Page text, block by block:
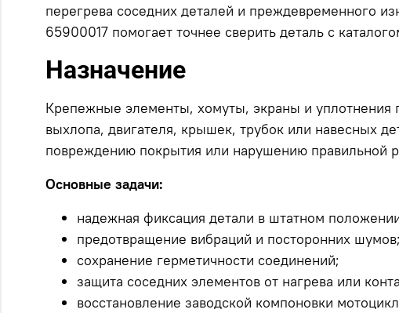
перегрева соседних деталей и преждевременного
65900017 помогает точнее сверить деталь с
Назначение
Крепежные элементы, хомуты, экраны и уплотнения
выхлопа, двигателя, крышек, трубок или навесных
повреждению покрытия или нарушению правильной
Основные задачи:
надежная фиксация детали в штатном
предотвращение вибраций и посторонних шумов;
сохранение герметичности соединений;
защита соседних элементов от нагрева или
восстановление заводской компоновки